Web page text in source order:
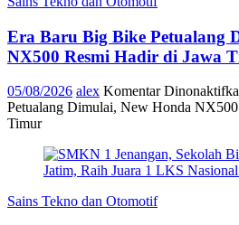
Era Baru Big Bike Petualang
NX500 Resmi Hadir di Jawa
05/08/2026 alex Komentar
Petualang Dimulai, New Honda
Timur
Sains Tekno dan Otomotif